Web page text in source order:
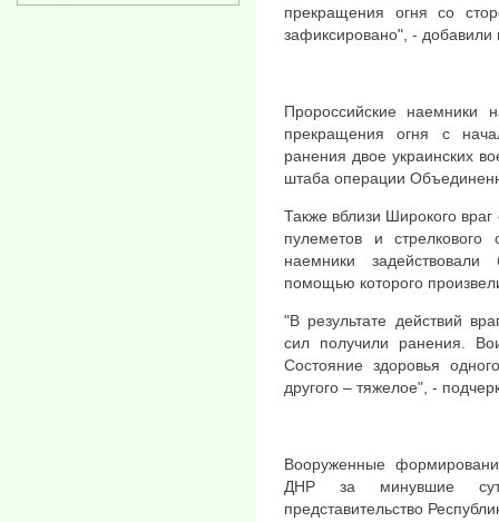
прекращения огня со
зафиксировано", - добавили
Пророссийские наемники
прекращения огня с
ранения двое украинских
штаба операции
Также вблизи Широкого
пулеметов и
наемники
помощью которого
"В результате действий
сил получили ранения.
Состояние здоровья
другого – тяжелое", -
Вооруженные
ДНР за минувшие
представительство